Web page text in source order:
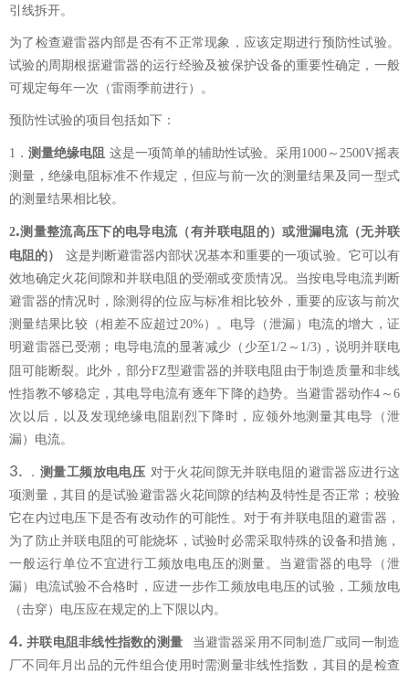
引线拆开。
为了检查避雷器内部是否有不正常现象，应该定期进行预防性试验。
试验的周期根据避雷器的运行经验及被保护设备的重要性确定，一般
可规定每年一次（雷雨季前进行）。
预防性试验的项目包括如下：
1 ． 测量绝缘电阻 这是一项简单的辅助性试验。采用 1000～2500V摇表
测量，绝缘电阻标准不作规定，但应与前一次的测量结果及同一型式
的测量结果相比较。
2.测 量整流高压下的电导电流（有并联电阻 的）或泄漏电流（无并联
电阻 的）
这是判断避雷器内部状况基本和重要的一项试验。它可以有
效地确定火花间隙和并联电阻的受潮或变质情况。当按电导电流判断
避雷器的情况时，除测得的位应与标准相比较外，重要的应该与前次
测量结果比较（相差不应超过 20%）。电导（泄漏）电流的增大，证
明避雷器已受潮；电导电流的显著减少（少至1/2～1/3) ， 说明并联电
阻可能断裂。此外，部分FZ型避雷器的并联电阻由于制造质量和非线
性指教不够稳定，其电导电流有逐年下降的趋势。当避雷器动作4～6
次以后，以及发现绝缘电阻剧烈下降时，应领外地测量其电导（泄
漏）电流。
3. ． 测量工频放电电压 对于火花间隙无并联电阻的避雷器应进行这
项测量，其目的是试验避雷器火花间隙的结构及特性是否正常；校验
它在内过电压下是否有改动作的可能性。对于有并联电阻的避雷器，
为了防止并联电阻的可能烧坏，试验时必需采取特殊的设备和措施，
一般运行单位不宜进行工频放电电压的测量。当避雷器的电导（泄
漏）电流试验不合格时，应进一步作工频放电电压的试验，工频放电
（击穿）电压应在规定的上下限以内。
4.并联电阻非线性指数的测量
当避雷器采用不同制造厂或同一制造
厂不同年月出品的元件组合使用时需测量非线性指数，其目的是检查